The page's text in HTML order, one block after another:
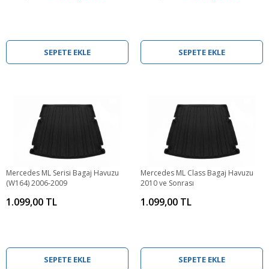
SEPETE EKLE SEPETE EKLE
Mercedes ML Serisi Bagaj Havuzu
(W164) 2006-2009
1.099,00 TL
SEPETE EKLE
Mercedes ML Class Bagaj Havuzu
2010 ve Sonrası
1.099,00 TL
SEPETE EKLE